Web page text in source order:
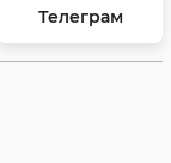
Телеграм